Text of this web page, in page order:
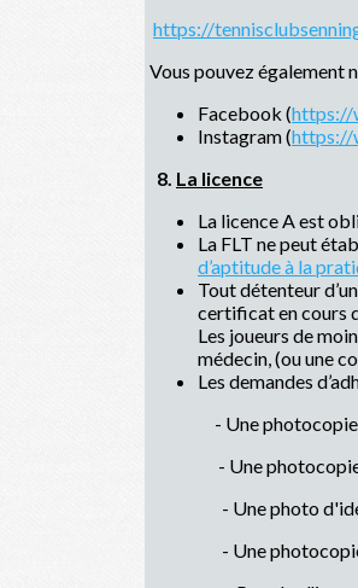
https://
Vous pouvez également
Facebook (https://
Instagram (https://
8. La licence
La licence A est
La FLT ne peut
d’aptitude à la
Tout détenteur
certificat en cours
Les joueurs de
médecin, (ou une
Les demandes
- Une photocopie
- Une photocopie
- Une photo
- Une photocopie du